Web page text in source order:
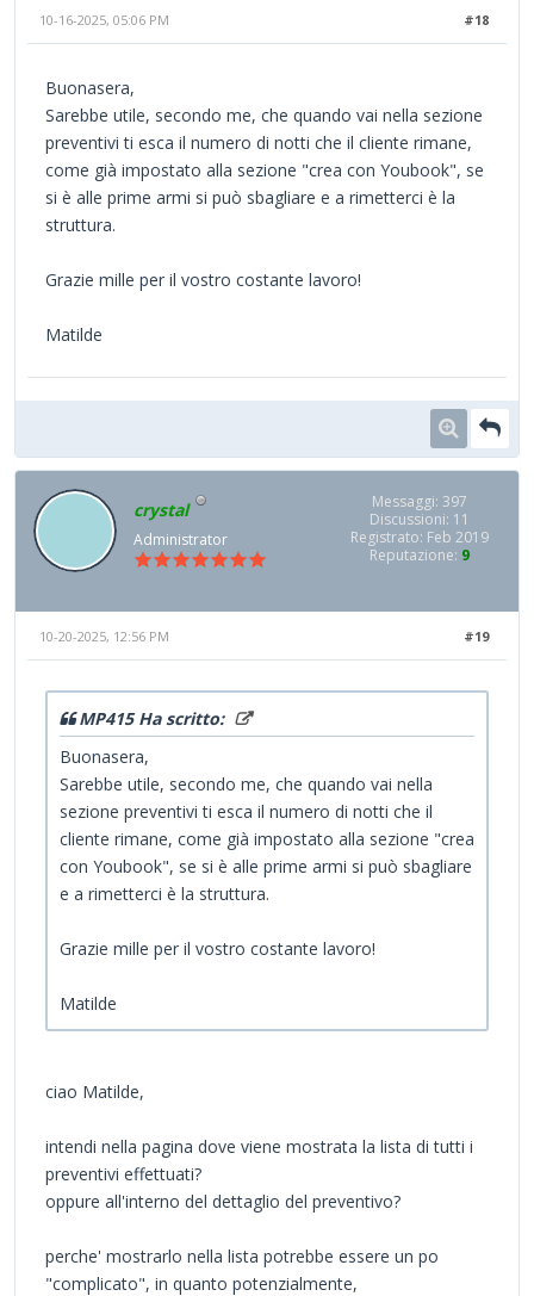
#18
10-16-2025, 05:06 PM
Buonasera,
Sarebbe utile, secondo me, che quando vai nella sezione
preventivi ti esca il numero di notti che il cliente rimane,
come già impostato alla sezione "crea con Youbook", se
si è alle prime armi si può sbagliare e a rimetterci è la
struttura.
Grazie mille per il vostro costante lavoro!
Matilde
crystal
Administrator
Messaggi: 397
Discussioni: 11
Registrato: Feb 2019
Reputazione: 9
#19
10-20-2025, 12:56 PM
MP415 Ha scritto:
Buonasera,
Sarebbe utile, secondo me, che quando vai nella
sezione preventivi ti esca il numero di notti che il
cliente rimane, come già impostato alla sezione "crea
con Youbook", se si è alle prime armi si può sbagliare
e a rimetterci è la struttura.
Grazie mille per il vostro costante lavoro!
Matilde
ciao Matilde,
intendi nella pagina dove viene mostrata la lista di tutti i
preventivi effettuati?
oppure all'interno del dettaglio del preventivo?
perche' mostrarlo nella lista potrebbe essere un po
"complicato", in quanto potenzialmente,